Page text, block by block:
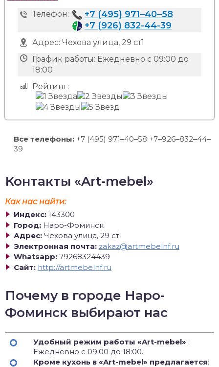
Телефон:
+7 (495) 971‒40‒58
+7 (926) 832-44-39
Адрес: Чехова улица, 29 ст1
График работы: Ежедневно с 09:00 до
18:00
Рейтинг:
Все телефоны: +7 (495) 971‒40‒58 +7‒926‒832‒44‒
39
Контакты «Art-mebel»
Как нас найти:
Индекс: 143300
Город: Наро-Фоминск
Адрес: Чехова улица, 29 ст1
Электронная почта: zakaz@artmebelnf.ru
Whatsapp: 79268324439
Сайт: http://artmebelnf.ru
Почему в городе Наро-
Фоминск выбирают нас
Удобный режим работы «Art-mebel» :
Ежедневно с 09:00 до 18:00.
Кроме кухонь в «Art-mebel» предлагается: